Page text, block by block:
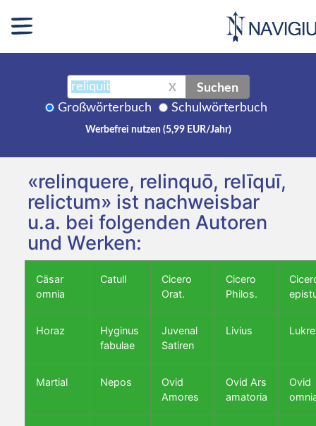
X Suchen
Großwörterbuch Schulwörterbuch
Werbefrei nutzen (5,99 EUR/Jahr)
«relinquere, relinquō, relīquī,
relictum» ist nachweisbar
u.a. bei folgenden Autoren
und Werken:
Cäsar
omnia
Catull
Cicero
Orat.
Cicero
Philos.
Horaz
Hyginus
fabulae
Juvenal
Satiren
Livius
Martial Nepos
Ovid
Amores
Ovid Ars
amatoria
Ovid